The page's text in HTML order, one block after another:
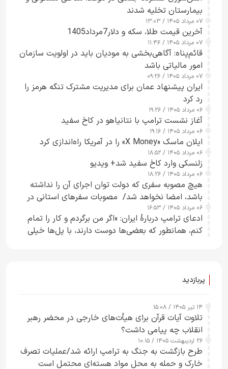
بیمارستان تخلیه شدند
۰۷ مرداد ۱۴۰۵ / ۱۳:۰۳
آخرین قیمت طلا، سکه و دلار7مرداد1405
۰۷ مرداد ۱۴۰۵ / ۱۱:۴۶
قائم‌پناه: آگاهی‌بخشی به مودیان باید در اولویت سازمان
امور مالیاتی باشد
۰۷ مرداد ۱۴۰۵ / ۰۹:۲۶
ایران پیشنهاد عمان برای مدیریت مشترک تنگه هرمز را
رد کرد
۰۶ مرداد ۱۴۰۵ / ۱۹:۲۶
آغاز نشست ترامپ با نتانیاهو در کاخ سفید
۰۶ مرداد ۱۴۰۵ / ۱۹:۱۶
ایلان ماسک «X Money» را در آمریکا راه‌اندازی کرد
۰۶ مرداد ۱۴۰۵ / ۱۸:۵۲
زلنسکی وارد کاخ سفید شد+ ویدیو
۰۶ مرداد ۱۴۰۵ / ۱۸:۲۶
هیچ مصوبه سفری که دولت توان اجرای آن را نداشته
باشد، امضا نخواهد شد/ مصوبات سفرهای استانی در
چارچوب قانون بودجه است+ عکس
۰۶ مرداد ۱۴۰۵ / ۱۶:۵۳
ادعای ترامپ دربارهٔ ایران: «اگر من برگردم و کار را تمام
کنم، همانطور که بعضی‌ها دوست دارند، با پل‌ها خیلی
پربازدید
۱۴ تیر ۱۴۰۵ / ۱۵:۰۸
تلاوت آیات قرآن برای هیأت‌های خارجی در محضر رهبر
انقلاب چه پیامی داشت؟
۲۶ اردیبهشت ۱۴۰۵ / ۱۰:۱۵
طرح‌ بازگشت به جنگ به ترامپ ارائه شد/عملیات تصرف
خارک و حمله به محل مواد هسته‌ای محتمل است